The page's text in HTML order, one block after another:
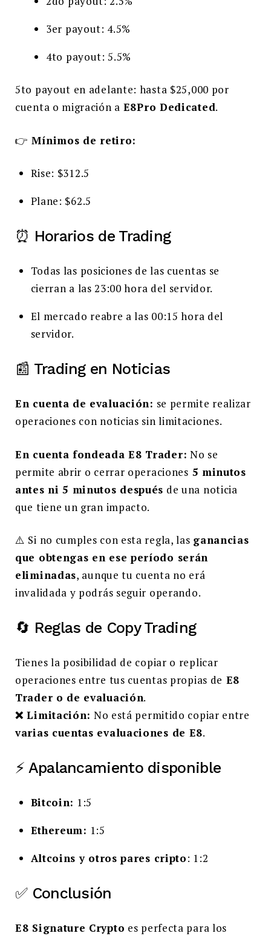
3er payout: 4.5%
4to payout: 5.5%
5to payout en adelante: hasta $25,000 por
cuenta o migración a E8Pro Dedicated.
👉 Mínimos de retiro:
Rise: $312.5
Plane: $62.5
⏰ Horarios de Trading
Todas las posiciones de las cuentas se
cierran a las 23:00 hora del servidor.
El mercado reabre a las 00:15 hora del
servidor.
📰 Trading en Noticias
En cuenta de evaluación: se permite realizar
operaciones con noticias sin limitaciones.
En cuenta fondeada E8 Trader: No se
permite abrir o cerrar operaciones 5 minutos
antes ni 5 minutos después de una noticia
que tiene un gran impacto.
⚠️ Si no cumples con esta regla, las ganancias
que obtengas en ese período serán
eliminadas, aunque tu cuenta no erá
invalidada y podrás seguir operando.
🔄 Reglas de Copy Trading
Tienes la posibilidad de copiar o replicar
operaciones entre tus cuentas propias de E8
Trader o de evaluación.
❌ Limitación: No está permitido copiar entre
varias cuentas evaluaciones de E8.
⚡ Apalancamiento disponible
Bitcoin: 1:5
Ethereum: 1:5
Altcoins y otros pares cripto: 1:2
✅ Conclusión
E8 Signature Crypto es perfecta para los